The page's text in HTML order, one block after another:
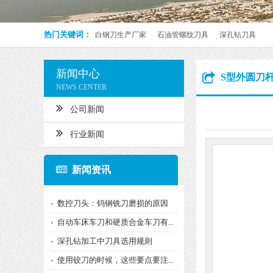
热门关键词： 白钢刀生产厂家 石油管螺纹刀具 深孔钻刀具
新闻中心
NEWS CENTER
公司新闻
行业新闻
新闻资讯
数控刀头：钨钢铣刀磨损的原因
自动车床车刀和硬质合金车刀有...
深孔钻加工中刀具选用规则
使用铰刀的时候，这些要点要注...
S型外圆刀